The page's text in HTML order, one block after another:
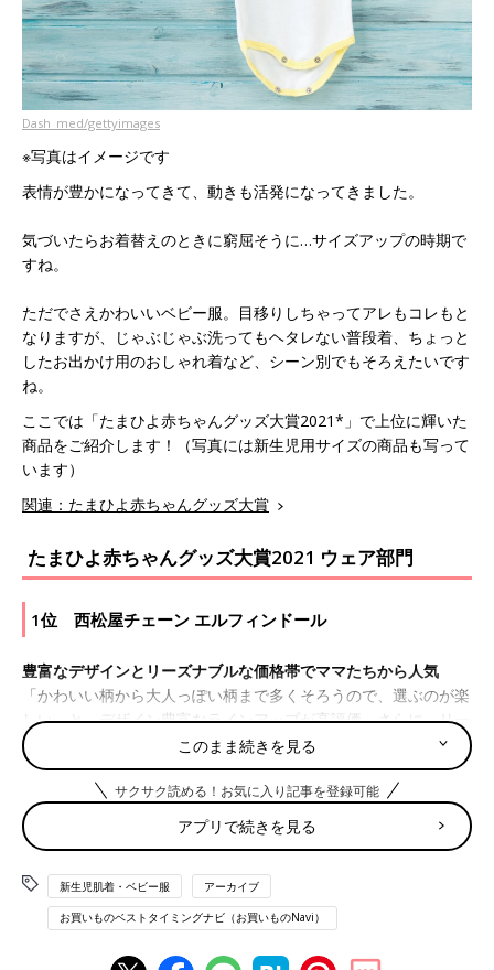
Dash_med/gettyimages
※写真はイメージです
表情が豊かになってきて、動きも活発になってきました。
気づいたらお着替えのときに窮屈そうに…サイズアップの時期で
すね。
ただでさえかわいいベビー服。目移りしちゃってアレもコレもと
なりますが、じゃぶじゃぶ洗ってもヘタレない普段着、ちょっと
したお出かけ用のおしゃれ着など、シーン別でもそろえたいです
ね。
ここでは「たまひよ赤ちゃんグッズ大賞2021*」で上位に輝いた
商品をご紹介します！（写真には新生児用サイズの商品も写って
います）
関連：たまひよ赤ちゃんグッズ大賞
たまひよ赤ちゃんグッズ大賞2021 ウェア部門
1位 西松屋チェーン エルフィンドール
豊富なデザインとリーズナブルな価格帯でママたちから人気
「かわいい柄から大人っぽい柄まで多くそろうので、選ぶのが楽
しい」と、デザイン豊富なラインアップが高評価。さらに、リー
ズナブルな価格設定だから、セット買いもしやすいと人気を集
め、昨年に続き、今年も1位に。
このまま続きを見る
サクサク読める！お気に入り記事を登録可能
アプリで続きを見る
新生児肌着・ベビー服 アーカイブ
お買いものベストタイミングナビ（お買いものNavi）